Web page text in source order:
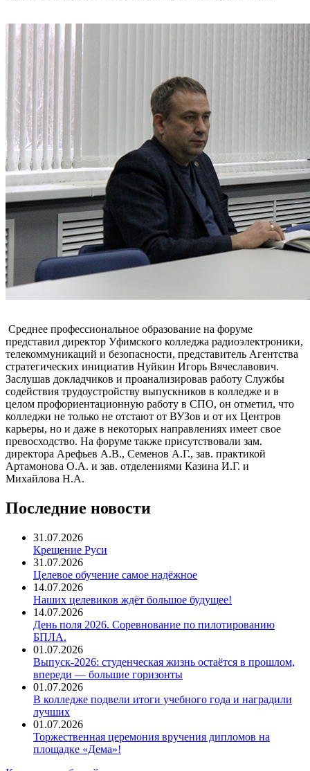
Среднее профессиональное образование на форуме
представил директор Уфимского колледжа радиоэлектроники,
телекоммуникаций и безопасности, представитель Агентства
стратегических инициатив Нуйкин Игорь Вячеславович.
Заслушав докладчиков и проанализировав работу Службы
содействия трудоустройству выпускников в колледже и в
целом профориентационную работу в СПО, он отметил, что
колледжи не только не отстают от ВУЗов и от их Центров
карьеры, но и даже в некоторых направлениях имеет свое
превосходство. На форуме также присутствовали зам.
директора Арефьев А.В., Семенов А.Г., зав. практикой
Артамонова О.А. и зав. отделениями Казина И.Г. и
Михайлова Н.А.
Последние новости
31.07.2026
Крещение Руси
31.07.2026
Целевое обучение самое надёжное
14.07.2026
Наших целевиков ждёт большое будущее!
14.07.2026
День поля 2026. Соревнование по пилотированию
БПЛА.
01.07.2026
Выпуск-2026: студенческая жизнь остаётся в прошлом,
впереди — большие горизонты
01.07.2026
В колледже подвели итоги учебного года и наградили
лучших
01.07.2026
Торжественная церемония вручения дипломов на
площадке «Дема»!